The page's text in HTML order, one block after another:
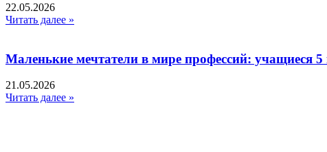
22.05.2026
Читать далее »
Маленькие мечтатели в мире профессий: учащиеся
21.05.2026
Читать далее »